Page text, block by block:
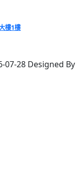
樓1樓
07-28 Designed By